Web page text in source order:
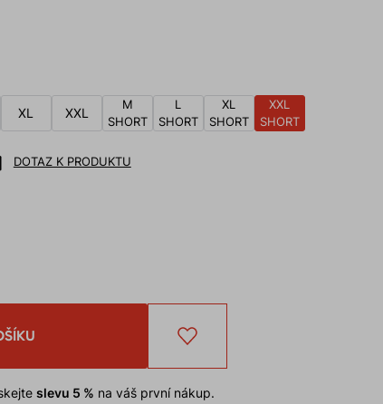
XL XXL
M
SHORT
L
SHORT
XL
SHORT
XXL
SHORT
DOTAZ K PRODUKTU
slevu 5 % na váš první nákup.